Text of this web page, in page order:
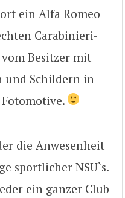
ein Alfa Romeo
Carabinieri-
vom Besitzer mit
und Schildern in
die Anwesenheit
sportlicher NSU`s.
ein ganzer Club